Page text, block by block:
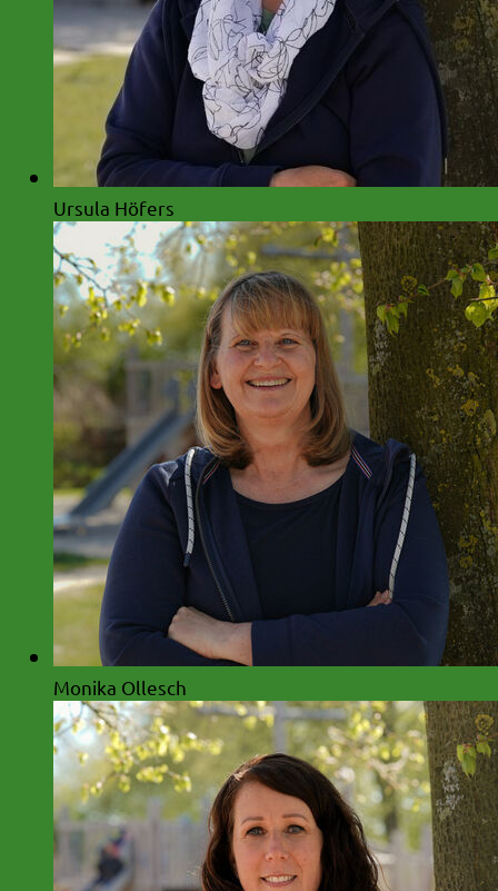
Ursula Höfers
Monika Ollesch